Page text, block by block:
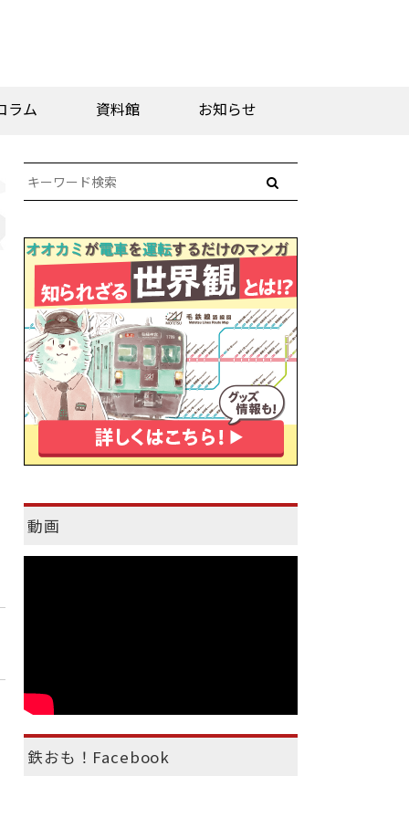
ラム 資料館 お知らせ
動画
鉄おも！Facebook